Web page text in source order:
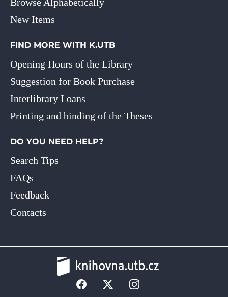
New Items
FIND MORE WITH K.UTB
Opening Hours of the Library
Suggestion for Book Purchase
Interlibrary Loans
Printing and binding of the Theses
DO YOU NEED HELP?
Search Tips
FAQs
Feedback
Contacts